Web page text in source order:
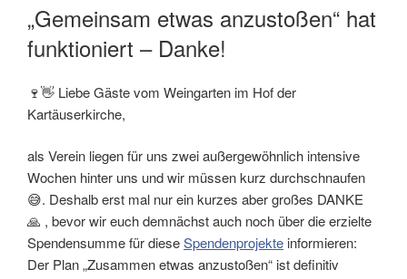
„Gemeinsam etwas anzustoßen“ hat
funktioniert – Danke!
🍷👋 Liebe Gäste vom Weingarten im Hof der
Kartäuserkirche,
als Verein liegen für uns zwei außergewöhnlich intensive
Wochen hinter uns und wir müssen kurz durchschnaufen
😅. Deshalb erst mal nur ein kurzes aber großes DANKE
🙏 , bevor wir euch demnächst auch noch über die erzielte
Spendensumme für dieseSpendenprojekte informieren:
Der Plan „Zusammen etwas anzustoßen“ ist definitiv